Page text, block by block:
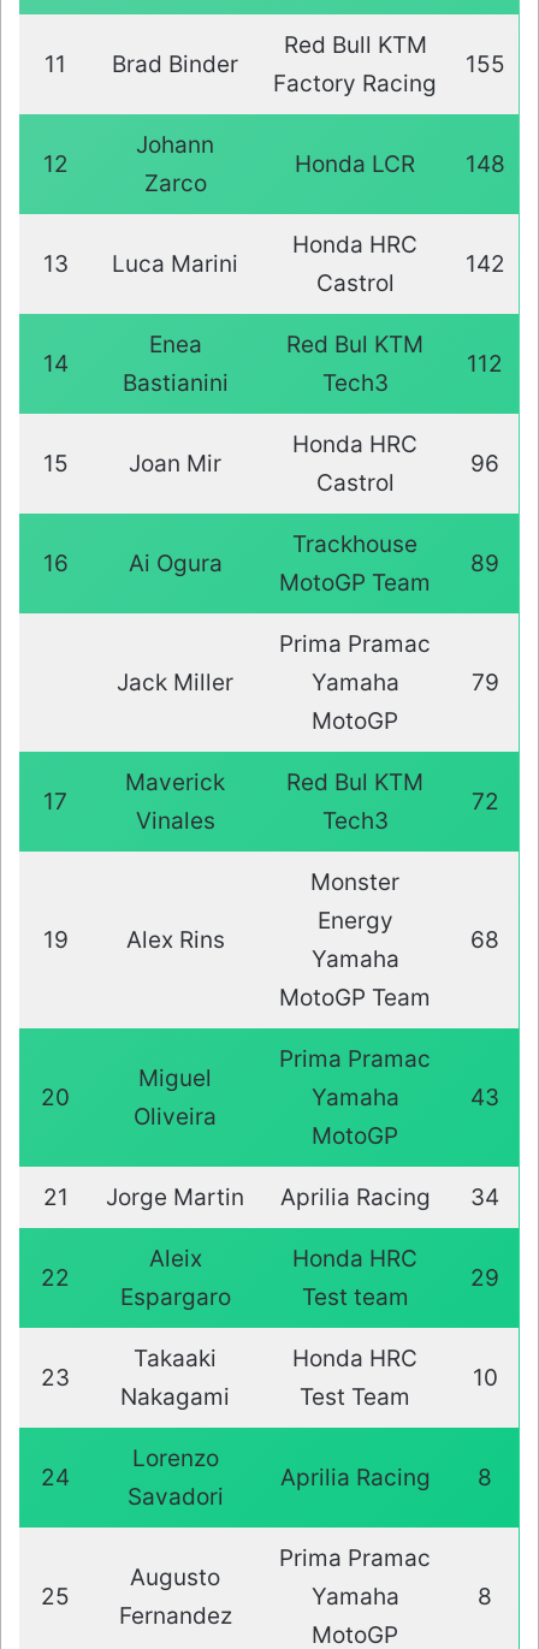
11 Brad Binder
Red Bull KTM
Factory Racing
155
12
Johann
Zarco
Honda LCR 148
13 Luca Marini
Honda HRC
Castrol
142
14
Enea
Bastianini
Red Bul KTM
Tech3
112
15 Joan Mir
Honda HRC
Castrol
96
16 Ai Ogura
Trackhouse
MotoGP Team
89
Jack Miller
Prima Pramac
Yamaha
MotoGP
79
17
Maverick
Vinales
Red Bul KTM
Tech3
72
19 Alex Rins
Monster
Energy
Yamaha
MotoGP Team
68
20
Miguel
Oliveira
Prima Pramac
Yamaha
MotoGP
43
21 Jorge Martin Aprilia Racing 34
22
Aleix
Espargaro
Honda HRC
Test team
29
23
Takaaki
Nakagami
Honda HRC
Test Team
10
24
Lorenzo
Savadori
Aprilia Racing 8
25
Augusto
Fernandez
Prima Pramac
Yamaha
MotoGP
8